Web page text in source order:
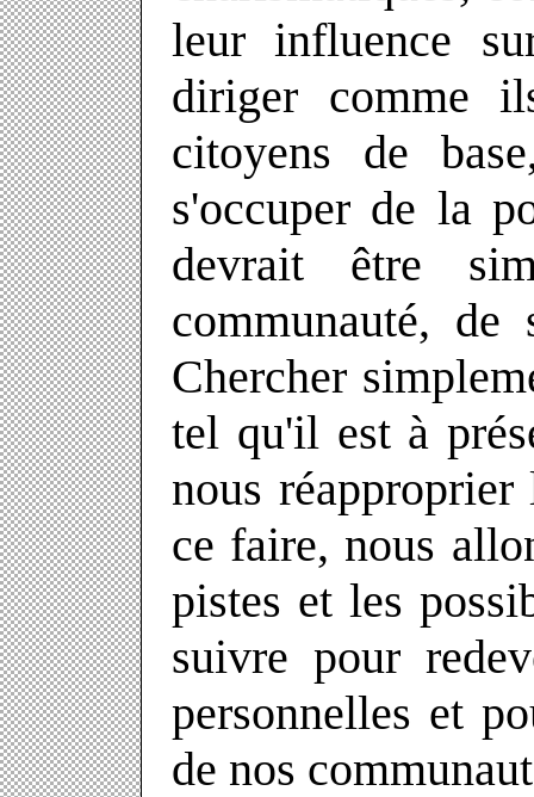
leur influence
diriger comme
citoyens de
s'occuper de la
devrait être
communauté, de
Chercher
tel qu'il est à
nous
ce faire, nous
pistes et les
suivre pour
personnelles et
de nos